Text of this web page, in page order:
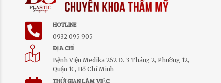
HOTLINE
0932 095 905
ĐỊA CHỈ
Bệnh Viện Medika 262 Đ. 3 Tháng 2, Phường 12,
Quận 10, Hồ Chí Minh
THỜI GIAN LÀM VIỆC